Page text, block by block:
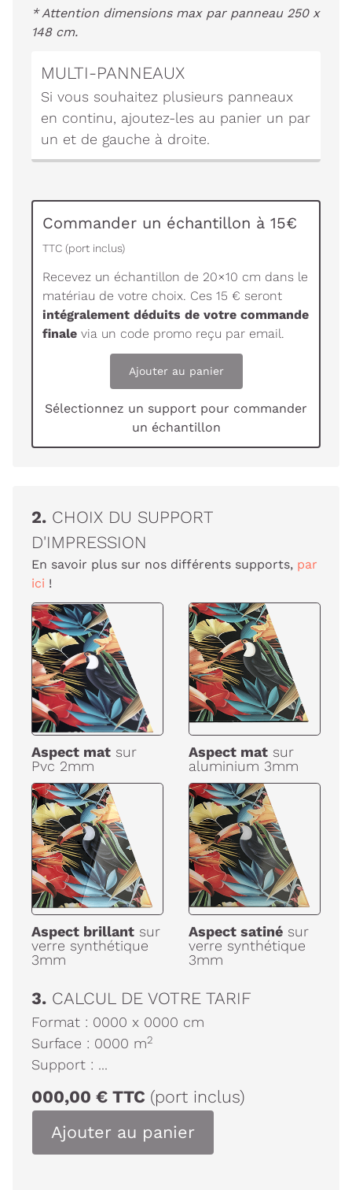
* Attention dimensions max par panneau 250 x
148 cm.
MULTI-PANNEAUX
Si vous souhaitez plusieurs panneaux
en continu, ajoutez-les au panier un par
un et de gauche à droite.
Commander un échantillon à 15€
TTC (port inclus)
Recevez un échantillon de 20×10 cm dans le
matériau de votre choix. Ces 15 € seront
intégralement déduits de votre commande
finale via un code promo reçu par email.
Ajouter au panier
Sélectionnez un support pour commander
un échantillon
2. CHOIX DU SUPPORT
D'IMPRESSION
En savoir plus sur nos différents supports, par
ici !
Aspect mat sur
Pvc 2mm
Aspect mat sur
aluminium 3mm
Aspect brillant sur
verre synthétique
3mm
Aspect satiné sur
verre synthétique
3mm
3. CALCUL DE VOTRE TARIF
Format : 0000 x 0000 cm
Surface : 0000 m2
Support : ...
000,00 € TTC (port inclus)
Ajouter au panier